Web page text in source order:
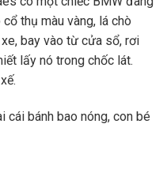
thụ màu vàng, lá chò
bay vào từ cửa sổ, rơi
lấy nó trong chốc lát.
cái bánh bao nóng, con bé